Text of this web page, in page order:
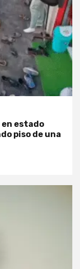
en estado
piso de una